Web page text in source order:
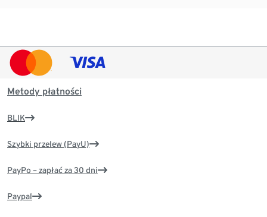
Metody płatności
BLIK
Szybki przelew (PayU)
PayPo – zapłać za 30 dni
Paypal